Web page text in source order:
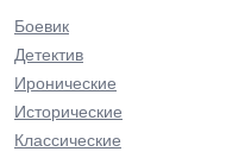
Боевик
Детектив
Иронические
Исторические
Классические